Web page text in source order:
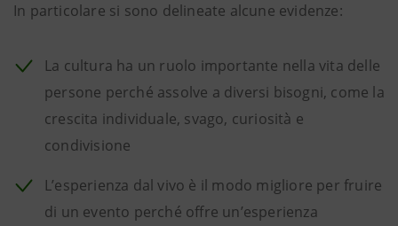
In particolare si sono delineate alcune evidenze:
La cultura ha un ruolo importante nella vita delle
persone perché assolve a diversi bisogni, come la
crescita individuale, svago, curiosità e
condivisione
L’esperienza dal vivo è il modo migliore per fruire
di un evento perché offre un’esperienza